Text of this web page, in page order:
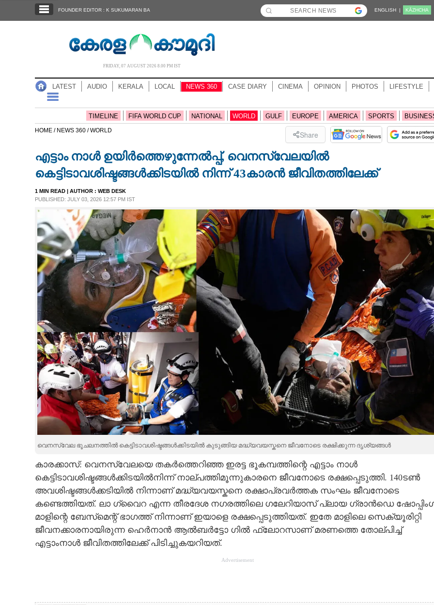
NOTIFIED NEWS
NEWS 360
CASE DIARY
LIFESTYLE
SPIRITUAL
LITERATURE
CONTACT US
FOUNDER EDITOR : K SUKUMARAN BA ENGLISH | KĀZHCHA
FRIDAY, 07 AUGUST 2026 8.00 PM IST
LATEST AUDIO KERALA LOCAL NEWS 360 CASE DIARY CINEMA OPINION PHOTOS LIFESTYLE
TIMELINE FIFA WORLD CUP NATIONAL WORLD GULF EUROPE AMERICA SPORTS
HOME / NEWS 360 /WORLD Share
എട്ടാം നാൾ ഉയിർത്തെഴുന്നേൽപ്പ്,​ വെനസ്വേലയിൽ
കെട്ടിടാവശിഷ്ടങ്ങൾക്കിടയിൽ നിന്ന് 43കാരൻ ജീവിതത്തിലേക്ക്
1 MIN READ | AUTHOR : WEB DESK
PUBLISHED: JULY 03, 2026 12:57 PM IST
വെനസ്വേല ഭൂചലനത്തിൽ കെട്ടിടാവശിഷ്ടങ്ങൾക്കിടയിൽ കുടുങ്ങിയ മദ്ധ്യവയസ്കനെ ജീവനോടെ രക്ഷിക്കുന്ന ദൃശ്യങ്ങൾ
കാരക്കാസ്: വെനസ്വേലയെ തകർത്തെറിഞ്ഞ ഇരട്ട ഭൂകമ്പത്തിന്റെ എട്ടാം നാൾ
കെട്ടിടാവശിഷ്ടങ്ങൾക്കിടയിൽനിന്ന് നാല്പത്തിമൂന്നുകാരനെ ജീവനോടെ രക്ഷപ്പെടുത്തി. 140ടൺ
അവശിഷ്ടങ്ങൾക്കടിയിൽ നിന്നാണ് മദ്ധ്യവയസ്കനെ രക്ഷാപ്രവർത്തക സംഘം ജീവനോടെ
കണ്ടെത്തിയത്. ലാ ഗ്വൈറ എന്ന തീരദേശ നഗരത്തിലെ ഗലേറിയാസ് പ്ലായ ഗ്രാൻഡെ
മാളിന്റെ ബേസ്‌മെന്റ് ഭാഗത്ത് നിന്നാണ് ഇയാളെ രക്ഷപ്പെടുത്തിയത്. ഇതേ മാളിലെ സെക്യൂരിറ്റി
ജീവനക്കാരനായിരുന്ന ഹെർനാൻ ആൽബർട്ടോ ഗിൽ ഫ്ലോറസാണ് മരണത്തെ തോല്പിച്ച്
എട്ടാംനാൾ ജീവിതത്തിലേക്ക് പിടിച്ചുകയറിയത്.
Advertisement